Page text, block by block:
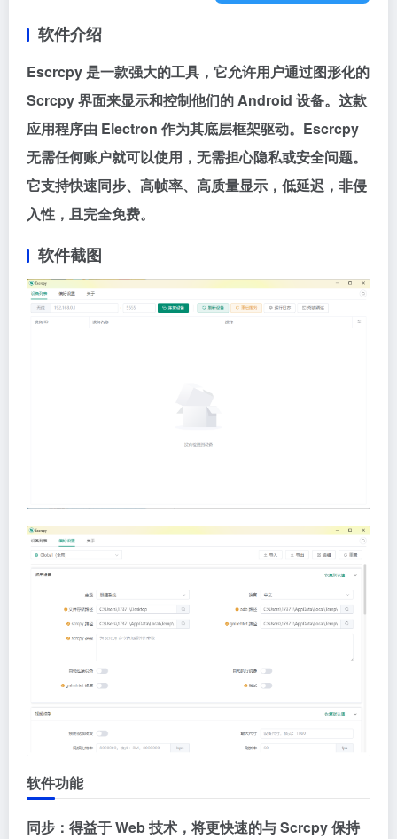
软件介绍
Escrcpy 是一款强大的工具，它允许用户通过图形化的
Scrcpy 界面来显示和控制他们的 Android 设备。这款
应用程序由 Electron 作为其底层框架驱动。Escrcpy
无需任何账户就可以使用，无需担心隐私或安全问题。
它支持快速同步、高帧率、高质量显示，低延迟，非侵
入性，且完全免费。
软件截图
软件功能
同步：得益于 Web 技术，将更快速的与 Scrcpy 保持